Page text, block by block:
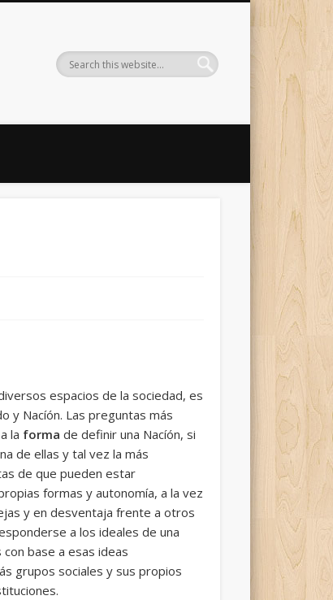
espacios de la sociedad, es
y Nacíón. Las preguntas más
la forma de definir una Nacíón, si
de ellas y tal vez la más
de que pueden estar
formas y autonomía, a la vez
y en desventaja frente a otros
a los ideales de una
base a esas ideas
grupos sociales y sus propios